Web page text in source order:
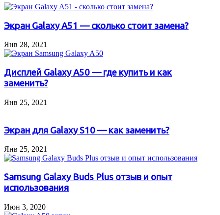
Экран Galaxy A51 — сколько стоит замена?
Янв 28, 2021
Дисплей Galaxy A50 — где купить и как
заменить?
Янв 25, 2021
Экран для Galaxy S10 — как заменить?
Янв 25, 2021
Samsung Galaxy Buds Plus отзыв и опыт
использования
Июн 3, 2020